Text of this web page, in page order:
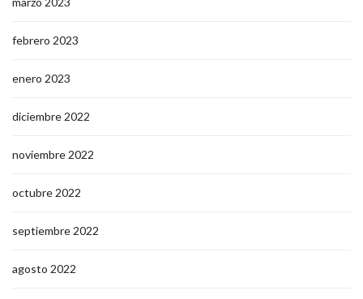
febrero 2023
enero 2023
diciembre 2022
noviembre 2022
octubre 2022
septiembre 2022
agosto 2022